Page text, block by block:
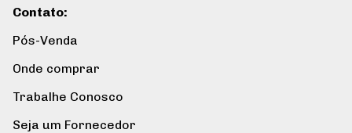
Contato:
Pós-Venda
Onde comprar
Trabalhe Conosco
Seja um Fornecedor